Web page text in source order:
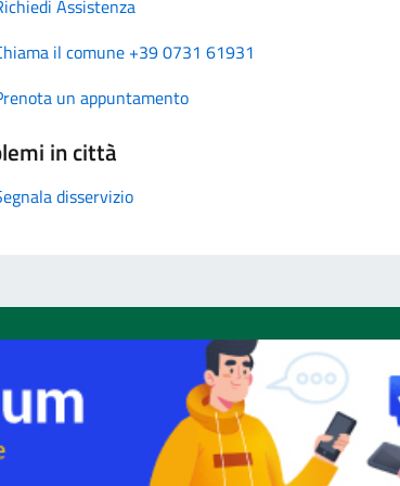
Assistenza
il comune +39 0731 61931
un appuntamento
in città
disservizio